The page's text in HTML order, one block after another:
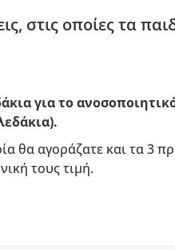
στις οποίες τα
για το
θα αγοράζατε και τα 3
τους τιμή.